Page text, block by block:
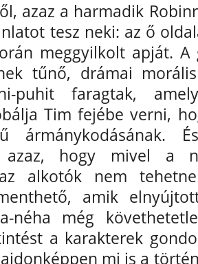
azaz a harmadik
tesz neki: az ő
meggyilkolt apját.
tűnő, drámai
puhit faragtak,
Tim fejébe verni,
azaz, hogy mivel a
alkotók nem
amik
néha még
a karakterek
mi is a